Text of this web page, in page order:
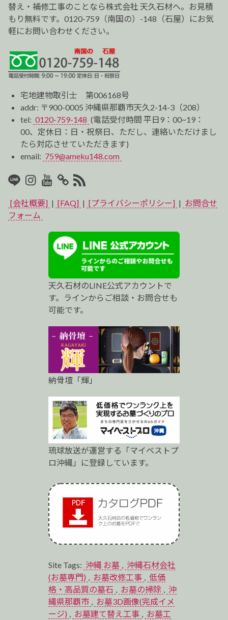
替え・補修工事のことなら株式会社 天久石材へ。お見積
もり無料です。0120-759（南国の）-148（石屋）にお気
軽にお問い合わせください。
宅地建物取引士 第006168号
addr: 〒900-0005 沖縄県那覇市天久2-14-3（208）
tel: 0120-759-148 (電話受付時間 平日9：00~19：
00、定休日：日・祝祭日、ただし、連絡いただけまし
たら対応させていただきます)
email: 759@ameku148.com
LINEInstagram
Youtube
マ
イ
ス
ト
ロ
RSS2
[会社概要] | [FAQ] | [プライバシーポリシー] | お問合せ
フォーム
天久石材のLINE公式アカウントで
す。ラインからご相談・お問合せも
可能です。
納骨壇「輝」
琉球放送が運営する「マイベストプ
ロ沖縄」に登録しています。
Site Tags: 沖縄 お墓 , 沖縄石材会社
(お墓専門) , お墓改修工事 , 低価
格・高品質の墓石 , お墓の掃除 , 沖
縄県那覇市 , お墓3D画像(完成イメ
ージ) , お墓建て替え工事 , お墓工